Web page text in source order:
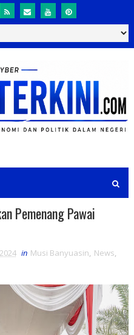
Pemenang Pawai
in Musi Banyuasin, News,